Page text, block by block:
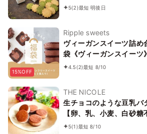
京抹茶、黒糖バニラサブ
5(2)最短 明後日
15%OFF
Ripple sweets
ヴィーガンスイーツ詰め
袋《ヴィーガンスイーツ》
4.5(2)最短 8/10
THE NICOLE
生チョコのような豆乳バ
【卵、乳、小麦、白砂糖
ンフリースイーツ】ボタ
5(1)最短 8/10